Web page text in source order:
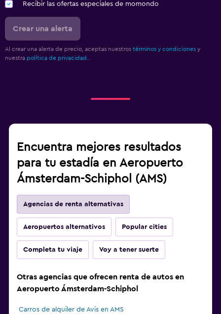
Recibir las ofertas especiales de momondo
Crear una alerta
Al crear una alerta de precio, aceptas nuestros términos y condiciones y
nuestra política de privacidad..
Encuentra mejores resultados
para tu estadía en Aeropuerto
Ámsterdam-Schiphol (AMS)
Agencias de renta alternativas
Aeropuertos alternativos Popular cities
Completa tu viaje Voy a tener suerte
Otras agencias que ofrecen renta de autos en
Aeropuerto Ámsterdam-Schiphol
Carros de alquiler de Avis en AMS